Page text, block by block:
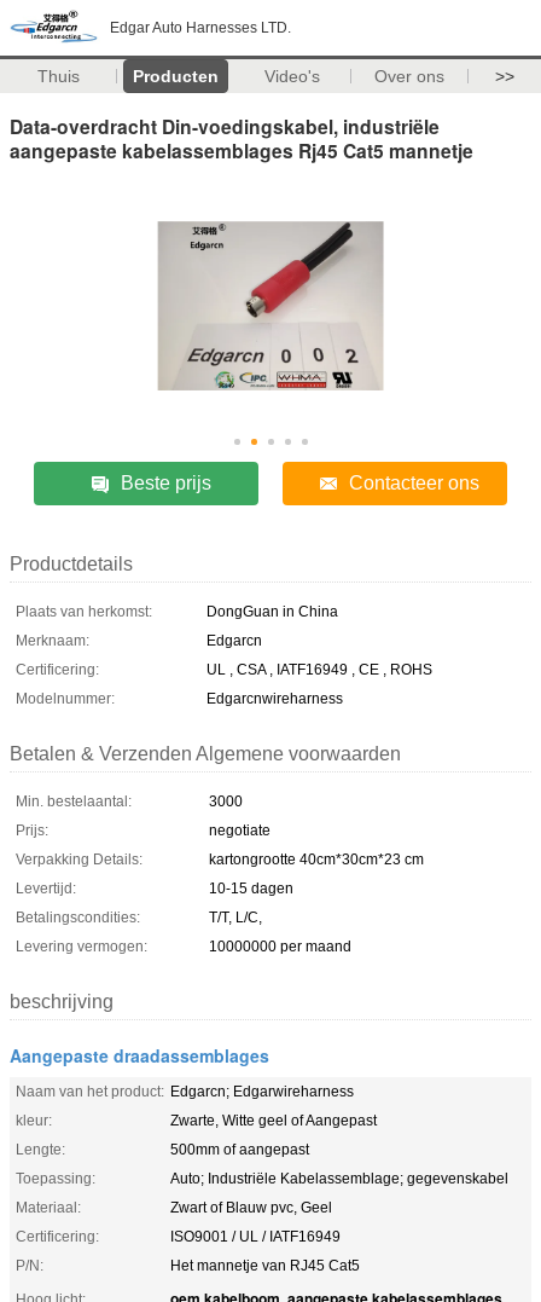
Edgar Auto Harnesses LTD.
Thuis Producten Video's Over ons >>
Data-overdracht Din-voedingskabel, industriële
aangepaste kabelassemblages Rj45 Cat5 mannetje
Beste prijs Contacteer ons
Productdetails
Plaats van herkomst:
DongGuan in China
Merknaam:
Edgarcn
Certificering:
UL , CSA , IATF16949 , CE , ROHS
Modelnummer:
Edgarcnwireharness
Betalen & Verzenden Algemene voorwaarden
Min. bestelaantal:
3000
Prijs:
negotiate
Verpakking Details:
kartongrootte 40cm*30cm*23 cm
Levertijd:
10-15 dagen
Betalingscondities:
T/T, L/C,
Levering vermogen:
10000000 per maand
beschrijving
Aangepaste draadassemblages
Naam van het product: Edgarcn; Edgarwireharness
kleur:
Zwarte, Witte geel of Aangepast
Lengte:
500mm of aangepast
Toepassing:
Auto; Industriële Kabelassemblage; gegevenskabel
Materiaal:
Zwart of Blauw pvc, Geel
Certificering:
ISO9001 / UL / IATF16949
P/N:
Het mannetje van RJ45 Cat5